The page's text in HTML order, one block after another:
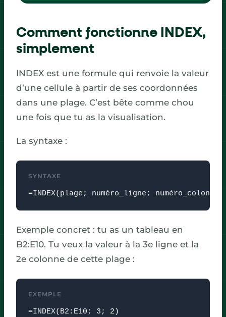
Comment fonctionne INDEX,
simplement
INDEX est une formule qui renvoie la valeur
d’une cellule à partir de ses coordonnées
dans une plage. C’est bête comme chou
une fois que tu as la visualisation.
La syntaxe :
SYNTAXE
=INDEX(plage; numéro_ligne; numéro_colonne)
Exemple concret : tu as un tableau en
B2:E10. Tu veux la valeur à la 3e ligne et la
2e colonne de cette plage :
EXEMPLE
=INDEX(B2:E10; 3; 2)